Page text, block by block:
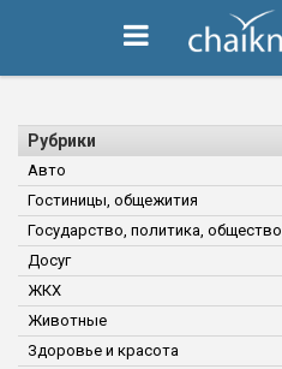
Рубрики
Авто
Гостиницы, общежития
Государство, политика, общество
Досуг
ЖКХ
Животные
Здоровье и красота